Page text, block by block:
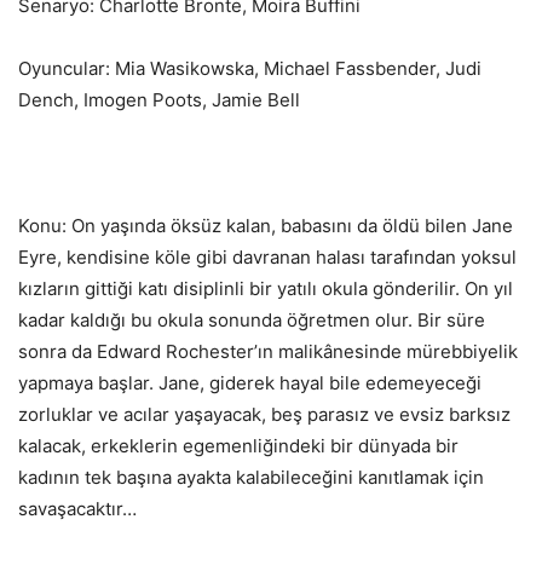
Senaryo: Charlotte Bronte, Moira Buffini
Oyuncular: Mia Wasikowska, Michael Fassbender, Judi
Dench, Imogen Poots, Jamie Bell
Konu: On yaşında öksüz kalan, babasını da öldü bilen Jane
Eyre, kendisine köle gibi davranan halası tarafından yoksul
kızların gittiği katı disiplinli bir yatılı okula gönderilir. On yıl
kadar kaldığı bu okula sonunda öğretmen olur. Bir süre
sonra da Edward Rochester’ın malikânesinde mürebbiyelik
yapmaya başlar. Jane, giderek hayal bile edemeyeceği
zorluklar ve acılar yaşayacak, beş parasız ve evsiz barksız
kalacak, erkeklerin egemenliğindeki bir dünyada bir
kadının tek başına ayakta kalabileceğini kanıtlamak için
savaşacaktır…